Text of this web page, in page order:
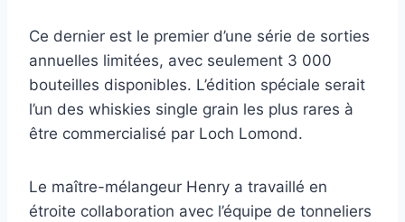
Ce dernier est le premier d’une série de sorties
annuelles limitées, avec seulement 3 000
bouteilles disponibles. L’édition spéciale serait
l’un des whiskies single grain les plus rares à
être commercialisé par Loch Lomond.
Le maître-mélangeur Henry a travaillé en
étroite collaboration avec l’équipe de tonneliers